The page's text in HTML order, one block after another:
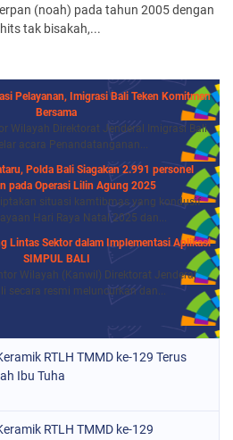
(noah) pada tahun 2005 dengan
tak bisakah,...
Pelayanan, Imigrasi Bali Teken Komitmen
Bersama
Wilayah Direktorat Jenderal Imigrasi Bali
acara Penandatanganan...
Polda Bali Siagakan 2.991 personel
pada Operasi Lilin Agung 2025
situasi kamtibmas yang kondusif
Hari Raya Natal 2025 dan...
Lintas Sektor dalam Implementasi Aplikasi
SIMPUL BALI
Wilayah (Kanwil) Direktorat Jenderal
secara resmi meluncurkan dan...
RTLH TMMD ke-129 Terus
Ibu Tuha
RTLH TMMD ke-129